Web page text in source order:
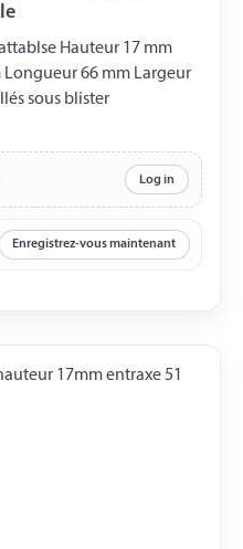
Hauteur 17 mm
Longueur 66 mm Largeur
laiton Emballés sous blister
Log in
Enregistrez-vous maintenant